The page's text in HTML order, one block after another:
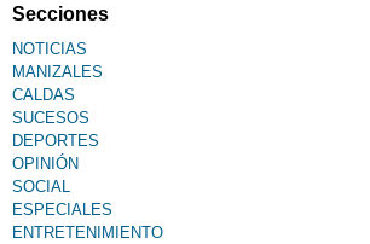
Secciones
NOTICIAS
MANIZALES
CALDAS
SUCESOS
DEPORTES
OPINIÓN
SOCIAL
ESPECIALES
ENTRETENIMIENTO